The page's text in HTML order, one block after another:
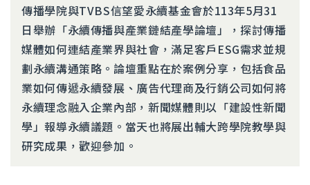
傳播學院與TVBS信望愛永續基金會於113年5月31
日舉辦「永續傳播與產業鏈結產學論壇」，探討傳播
媒體如何連結產業界與社會，滿足客戶ESG需求並規
劃永續溝通策略。論壇重點在於案例分享，包括食品
業如何傳遞永續發展、廣告代理商及行銷公司如何將
永續理念融入企業內部，新聞媒體則以「建設性新聞
學」報導永續議題。當天也將展出輔大跨學院教學與
研究成果，歡迎參加。